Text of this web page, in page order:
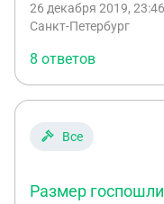
незаконныи
постановления
26 декабря 2019, 23:46
Санкт-Петербург
8 ответов
Все
Размер